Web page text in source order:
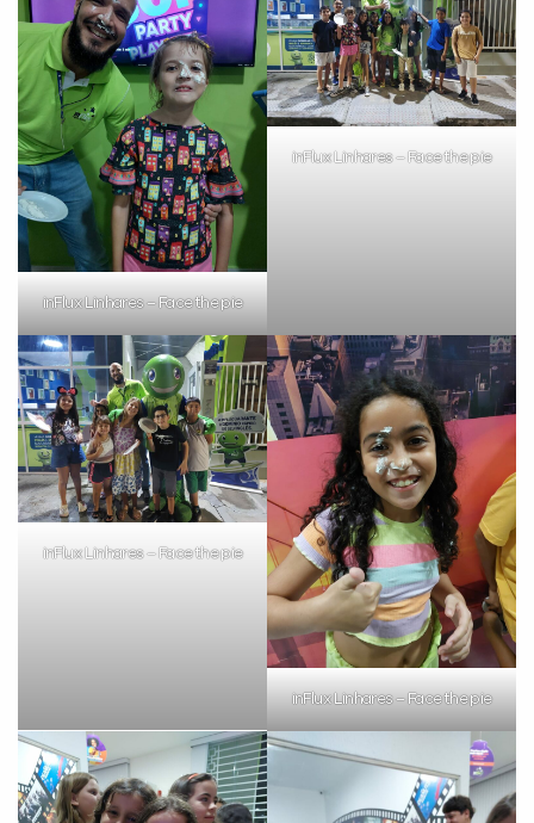
inFlux Linhares – Face the pie
inFlux Linhares – Face the pie
inFlux Linhares – Face the pie
inFlux Linhares – Face the pie